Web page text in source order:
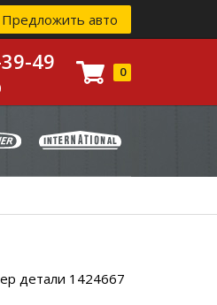
Предложить авто
49 0
детали 1424667